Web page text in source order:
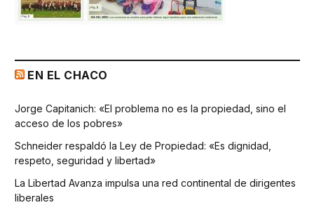
EN EL CHACO
Jorge Capitanich: «El problema no es la propiedad, sino el
acceso de los pobres»
Schneider respaldó la Ley de Propiedad: «Es dignidad,
respeto, seguridad y libertad»
La Libertad Avanza impulsa una red continental de dirigentes
liberales